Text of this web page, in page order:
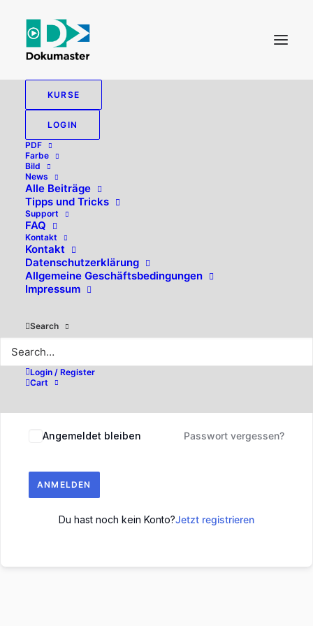
KURSE
LOGIN
PDF
Farbe
Bild
News
Alle Beiträge
Tipps und Tricks
Support
FAQ
Kontakt
Kontakt
Datenschutzerklärung
Allgemeine Geschäftsbedingungen
Impressum
Search
Login / Register
Cart
Hallo, willkommen zurück!
Angemeldet bleiben Passwort vergessen?
ANMELDEN
Du hast noch kein Konto?Jetzt registrieren